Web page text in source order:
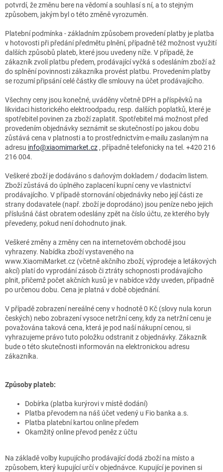
potvrdí, že změnu bere na vědomí a souhlasí s ní, a to stejným
způsobem, jakým byl o této změně vyrozuměn.
Platební podmínka - základním způsobem provedení platby je platba
v hotovosti při předání předmětu plnění, případně též možnost využití
dalších způsobů plateb, které jsou uvedeny níže. V případě, že
zákazník zvolí platbu předem, prodávající vyčká s odesláním zboží až
do splnění povinnosti zákazníka provést platbu. Provedením platby
se rozumí připsání celé částky dle smlouvy na účet prodávajícího.
Všechny ceny jsou konečné, uváděny včetně DPH a příspěvků na
likvidaci historického elektroodpadu, resp. dalších poplatků, které je
spotřebitel povinen za zboží zaplatit. Spotřebitel má možnost před
provedením objednávky seznámit se skutečností po jakou dobu
zůstává cena v platnosti a to prostřednictvím e-mailu zaslaným na
adresu info@xiaomimarket.cz , případně telefonicky na tel. +420 216
216 004.
Veškeré zboží je dodáváno s daňovým dokladem / dodacím listem.
Zboží zůstává do úplného zaplacení kupní ceny ve vlastnictví
prodávajícího. V případě stornování objednávky nebo její části ze
strany dodavatele (např. zboží je doprodáno) jsou peníze nebo jejich
příslušná část obratem odeslány zpět na číslo účtu, ze kterého byly
převedeny, pokud není dohodnuto jinak.
Veškeré změny a změny cen na internetovém obchodě jsou
vyhrazeny. Nabídka zboží vystaveného na
www.XiaomiMarket.cz (včetně akčního zboží, výprodeje a letákových
akcí) platí do vyprodání zásob či ztráty schopnosti prodávajícího
plnit, přičemž počet akčních kusů je v nabídce vždy uveden, případně
po určenou dobu. Cena je platná v době objednání.
V případě zobrazení nereálné ceny v hodnotě 0 Kč (slovy nula korun
českých) nebo zobrazení vysoce netržní ceny, kdy za netržní cenu je
považována taková cena, která je pod naší nákupní cenou, si
vyhrazujeme právo tuto položku odstranit z objednávky. Zákazník
bude o této skutečnosti informován na elektronickou adresu
zákazníka.
Způsoby plateb:
Dobírka (platba kurýrovi v místě dodání)
Platba převodem na náš účet vedený u Fio banka a.s.
Platba platební kartou online předem
Okamžitý online převod peněz z účtu
Na základě volby kupujícího prodávající dodá zboží na místo a
způsobem, který kupující určí v objednávce. Kupující je povinen si